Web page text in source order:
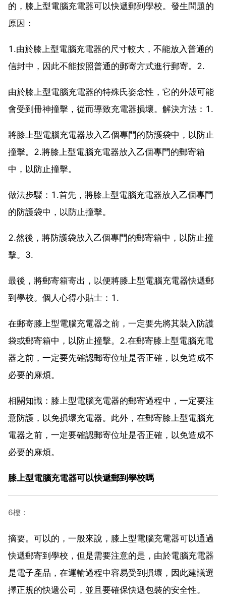
的，膝上型電腦充電器可以快遞郵到學校。發生問題的
原因：
1.由於膝上型電腦充電器的尺寸較大，不能放入普通的
信封中，因此不能按照普通的郵寄方式進行郵寄。2.
由於膝上型電腦充電器的特殊氏姿念性，它的外殼可能
會受到冊神撞擊，從而導致充電器損壞。解決方法：1.
將膝上型電腦充電器放入乙個專門的防護袋中，以防止
撞擊。2.將膝上型電腦充電器放入乙個專門的郵寄箱
中，以防止撞擊。
做法步驟：1.首先，將膝上型電腦充電器放入乙個專門
的防護袋中，以防止撞擊。
2.然後，將防護袋放入乙個專門的郵寄箱中，以防止撞
擊。3.
最後，將郵寄箱寄出，以便將膝上型電腦充電器快遞郵
到學校。個人心得小貼士：1.
在郵寄膝上型電腦充電器之前，一定要先將其裝入防護
袋或郵寄箱中，以防止撞擊。2.在郵寄膝上型電腦充電
器之前，一定要先確認郵寄位址是否正確，以免造成不
必要的麻煩。
相關知識：膝上型電腦充電器的郵寄過程中，一定要注
意防護，以免損壞充電器。此外，在郵寄膝上型電腦充
電器之前，一定要確認郵寄位址是否正確，以免造成不
必要的麻煩。
膝上型電腦充電器可以快遞郵到學校嗎
6樓：
摘要。可以的，一般來說，膝上型電腦充電器可以通過
快遞郵寄到學校，但是需要注意的是，由於電腦充電器
是電子產品，在運輸過程中容易受到損壞，因此建議選
擇正規的快遞公司，並且要確保快遞包裝的安全性。